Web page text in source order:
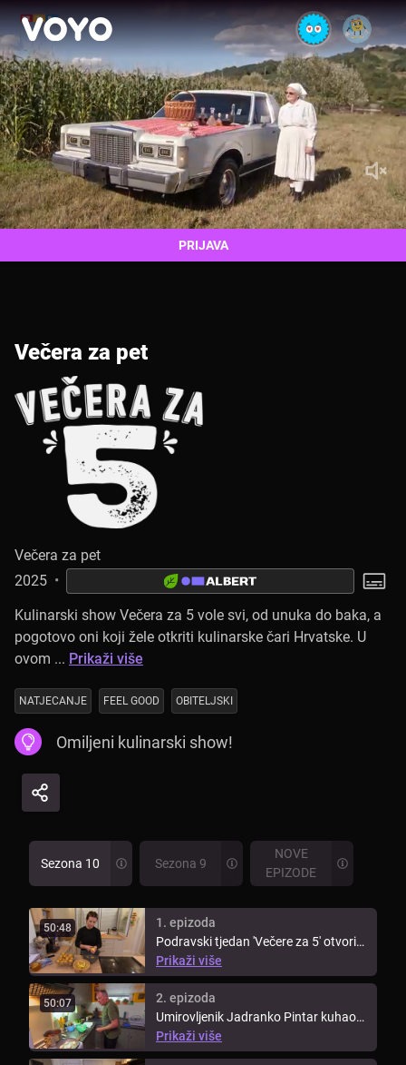
Večera za pet
Večera za pet
2025 •
Kulinarski show Večera za 5 vole svi, od unuka do baka, a
pogotovo oni koji žele otkriti kulinarske čari Hrvatske. U
ovom ... Prikaži više
NATJECANJE FEEL GOOD OBITELJSKI
Omiljeni kulinarski show!
PRIJAVA
Sezona 10 Sezona 9
NOVE
EPIZODE
50:48
1. epizoda
Podravski tjedan 'Večere za 5' otvorila
je Anamarija Šimunić, koja je ...
Prikaži više
50:07
2. epizoda
Umirovljenik Jadranko Pintar kuhao
je za svoje protukandidate drugi ...
Prikaži više